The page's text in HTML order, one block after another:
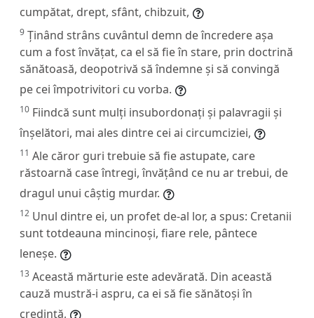
cumpătat, drept, sfânt, chibzuit,
9 Ținând strâns cuvântul demn de încredere așa
cum a fost învățat, ca el să fie în stare, prin doctrină
sănătoasă, deopotrivă să îndemne și să convingă
pe cei împotrivitori cu vorba.
10 Fiindcă sunt mulți insubordonați și palavragii și
înșelători, mai ales dintre cei ai circumciziei,
11 Ale căror guri trebuie să fie astupate, care
răstoarnă case întregi, învățând ce nu ar trebui, de
dragul unui câștig murdar.
12 Unul dintre ei, un profet de-al lor, a spus: Cretanii
sunt totdeauna mincinoși, fiare rele, pântece
leneșe.
13 Această mărturie este adevărată. Din această
cauză mustră-i aspru, ca ei să fie sănătoși în
credință,